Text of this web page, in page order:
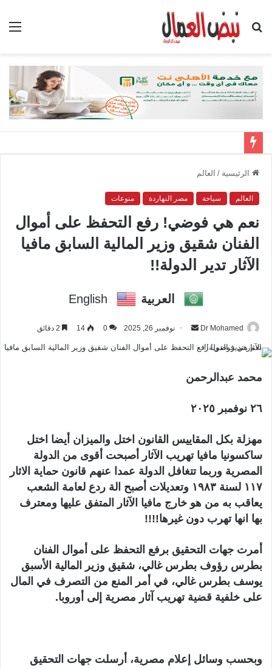
بحث
الرئيسية / العالم
العالم سياحة مصر النهاردة منوعات
نعم هي فوضي! رفع التحفظ على أموال
الفنان شقيق وزير المالية السابق مافيا
الآثار تدير الدولة!!
العربية English
Dr Mohamed
ر
ب
ا
إ
ل
ك
ت
ر
ن
ا
نوفمبر 26, 2025 0
14
محمد عبدالرحمن
٢٦ نوفمبر ٢٠٢٥
مهزلة بكل المقاييس القانون اختل والميزان أيضا اختل
ساكسونيا مافيا تهريب الآثار أصبحت أقوى من الدولة
المصرية وربما تتغافل الدولة عمدا عنهم قانون حماية الاثار
١١٧ لسنة ١٩٨٣ وتعديلات أصبح الة ردع لعامة الشعب
يعاقب به من هو خارج مافيا الآثار المتفق عليها ومعترف
بها انها تهرب دون غيرها!!!!
أمرت جهات التحقيق برفع التحفظ على أموال الفنان
بطرس رؤوف بطرس غالي، شقيق وزير المالية الأسبق
يوسف بطرس غالي، في أمر المنع من التصرف في المال
على خلفية قضية تهريب آثار مصرية إلى أوروبا.
وبحسب وسائل إعلام مصرية، أرسلت جهات التحقيق